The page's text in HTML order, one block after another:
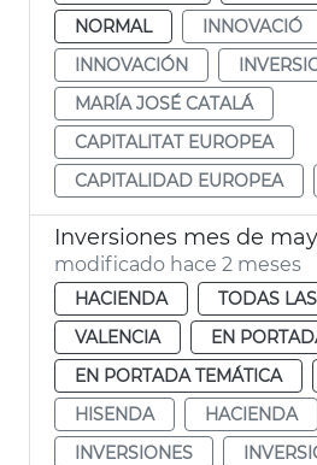
NORMAL
INNOVACIÓ
INNOVACIÓN
MARÍA JOSÉ CATALÁ
CAPITALITAT EUROPEA
CAPITALIDAD EUROPEA
modificado hace 2 meses
HACIENDA
TODAS
VALENCIA
EN
EN PORTADA TEMÁTICA
HISENDA
HACIENDA
INVERSIONES